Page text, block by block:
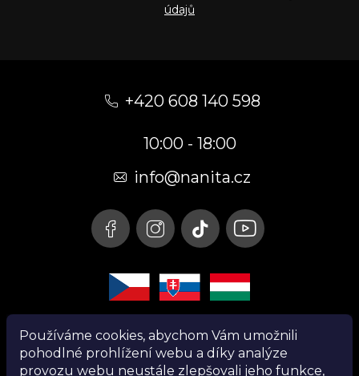
Používáme cookies, abychom Vám umožnili
pohodlné prohlížení webu a díky analýze
provozu webu neustále zlepšovali jeho funkce,
údajů
+420 608 140 598
10:00 - 18:00
info@nanita.cz